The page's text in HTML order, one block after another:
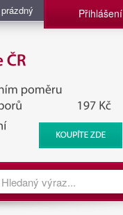
Přihlášení
BIS, Zpravodajské